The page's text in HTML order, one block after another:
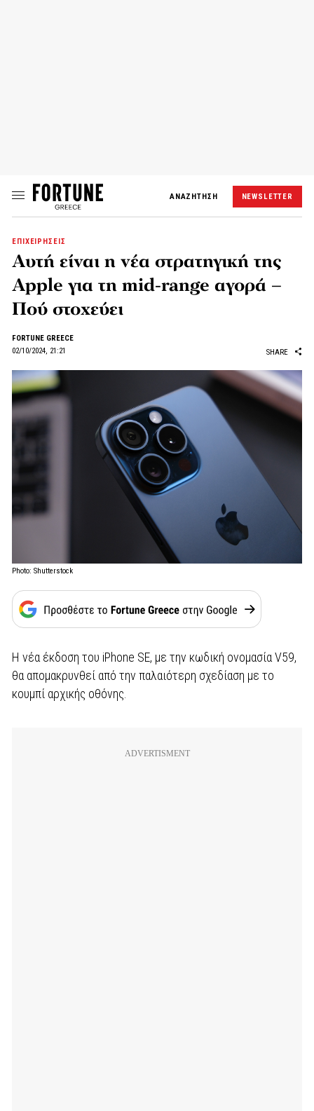
ΑΝΑΖΗΤΗΣΗ NEWSLETTER
ΕΠΙΧΕΙΡΗΣΕΙΣ
Αυτή είναι η νέα στρατηγική της
Apple για τη mid-range αγορά –
Πού στοχεύει
FORTUNE GREECE
02/10/2024, 21:21
SHARE
Photo: Shutterstock
Η νέα έκδοση του iPhone SE, με την κωδική ονομασία V59,
θα απομακρυνθεί από την παλαιότερη σχεδίαση με το
κουμπί αρχικής οθόνης.